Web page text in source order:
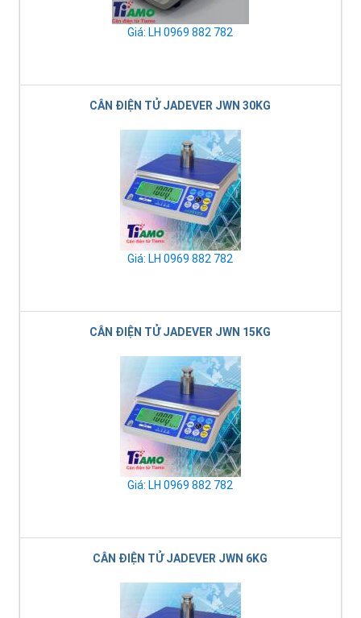
Giá: LH 0969 882 782
CÂN ĐIỆN TỬ JADEVER JWN 30KG
Giá: LH 0969 882 782
CÂN ĐIỆN TỬ JADEVER JWN 15KG
Giá: LH 0969 882 782
CÂN ĐIỆN TỬ JADEVER JWN 6KG